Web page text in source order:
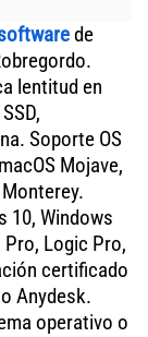
de
lentitud en
Soporte OS
Mojave,
10, Windows
Logic Pro,
certificado
Anydesk.
operativo o